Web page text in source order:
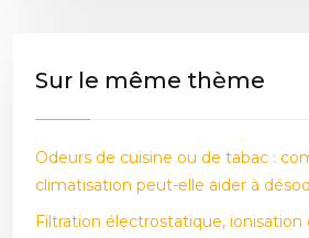
Sur le même thème
Odeurs de cuisine ou de tabac :
climatisation peut-elle aider à
Filtration électrostatique, ionisation